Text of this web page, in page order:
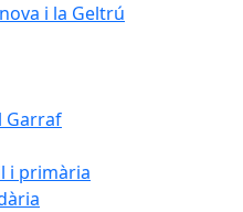
i la Geltrú
Garraf
i primària